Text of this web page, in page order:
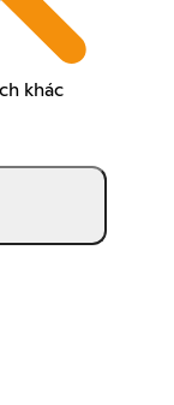
khác